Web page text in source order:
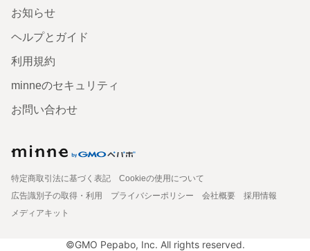
お知らせ
ヘルプとガイド
利用規約
minneのセキュリティ
お問い合わせ
特定商取引法に基づく表記
Cookieの使用について
広告識別子の取得・利用
プライバシーポリシー 会社概要
採用情報
メディアキット
©GMO Pepabo, Inc. All rights reserved.